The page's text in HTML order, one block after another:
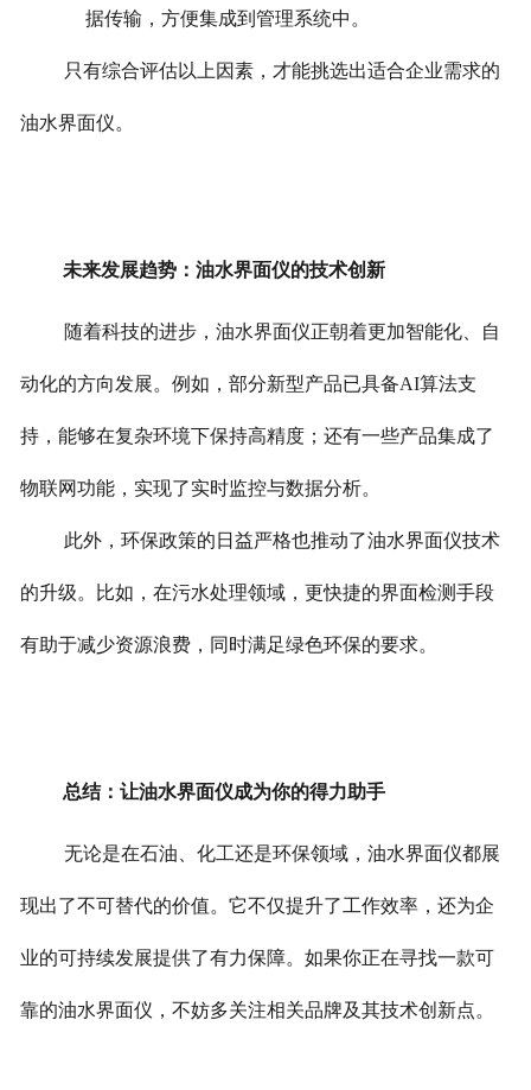
据传输，方便集成到管理系统中。
只有综合评估以上因素，才能挑选出适合企业需求的
油水界面仪。
未来发展趋势：油水界面仪的技术创新
随着科技的进步，油水界面仪正朝着更加智能化、自
动化的方向发展。例如，部分新型产品已具备AI算法支
持，能够在复杂环境下保持高精度；还有一些产品集成了
物联网功能，实现了实时监控与数据分析。
此外，环保政策的日益严格也推动了油水界面仪技术
的升级。比如，在污水处理领域，更快捷的界面检测手段
有助于减少资源浪费，同时满足绿色环保的要求。
总结：让油水界面仪成为你的得力助手
无论是在石油、化工还是环保领域，油水界面仪都展
现出了不可替代的价值。它不仅提升了工作效率，还为企
业的可持续发展提供了有力保障。如果你正在寻找一款可
靠的油水界面仪，不妨多关注相关品牌及其技术创新点。